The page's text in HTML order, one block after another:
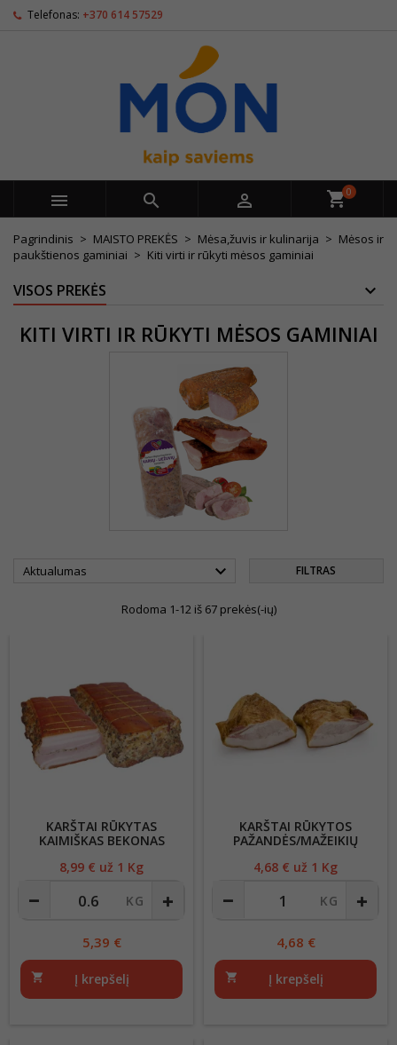
Telefonas: +370 614 57529
   0
Pagrindinis MAISTO PREKĖS Mėsa,žuvis ir kulinarija
Mėsos ir
paukštienos gaminiai
Kiti virti ir rūkyti mėsos gaminiai
VISOS PREKĖS
KITI VIRTI IR RŪKYTI MĖSOS GAMINIAI
Aktualumas  FILTRAS
Rodoma 1-12 iš 67 prekės(-ių)
KARŠTAI RŪKYTAS
KAIMIŠKAS BEKONAS
Kaina
8,99 € už 1 Kg
5,39 €
shopping_cart Į krepšelį
KARŠTAI RŪKYTOS
PAŽANDĖS/MAŽEIKIŲ
Kaina
4,68 € už 1 Kg
4,68 €
shopping_cart Į krepšelį